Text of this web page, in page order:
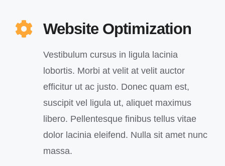
Website Optimization
Vestibulum cursus in ligula lacinia
lobortis. Morbi at velit at velit auctor
efficitur ut ac justo. Donec quam est,
suscipit vel ligula ut, aliquet maximus
libero. Pellentesque finibus tellus vitae
dolor lacinia eleifend. Nulla sit amet nunc
massa.